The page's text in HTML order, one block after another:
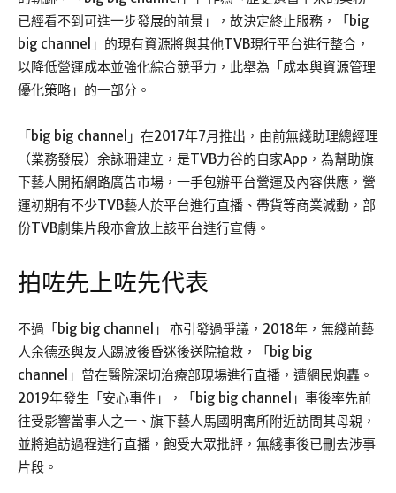
已經看不到可進一步發展的前景」，故決定終止服務，「big
big channel」的現有資源將與其他TVB現行平台進行整合，
以降低營運成本並強化綜合競爭力，此舉為「成本與資源管理
優化策略」的一部分。
「big big channel」在2017年7月推出，由前無綫助理總經理
（業務發展）余詠珊建立，是TVB力谷的自家App，為幫助旗
下藝人開拓網路廣告市場，一手包辦平台營運及內容供應，營
運初期有不少TVB藝人於平台進行直播、帶貨等商業減動，部
份TVB劇集片段亦會放上該平台進行宣傳。
拍咗先上咗先代表
不過「big big channel」 亦引發過爭議，2018年，無綫前藝
人余德丞與友人踢波後昏迷後送院搶救，「big big
channel」曾在醫院深切治療部現場進行直播，遭網民炮轟。
2019年發生「安心事件」，「big big channel」事後率先前
往受影響當事人之一、旗下藝人馬國明寓所附近訪問其母親，
並將追訪過程進行直播，飽受大眾批評，無綫事後已刪去涉事
片段。